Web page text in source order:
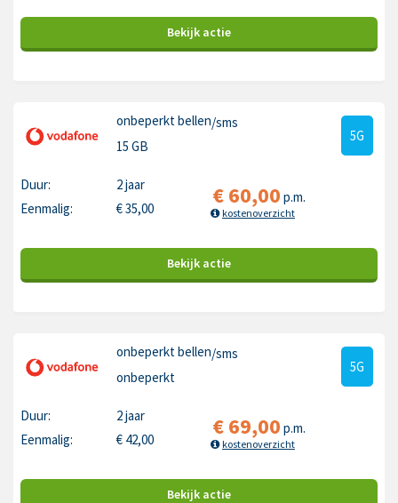
Bekijk actie
onbeperkt bellen/sms
15 GB
5G
Duur:
2 jaar
Eenmalig:
€35,00 €60,00 p.m.
kostenoverzicht
Bekijk actie
onbeperkt bellen/sms
onbeperkt
5G
Duur:
2 jaar
Eenmalig:
€ 42,00 €69,00 p.m.
kostenoverzicht
Bekijk actie